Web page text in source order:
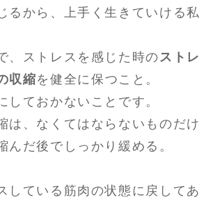
るから、上手く生きていける私
、ストレスを感じた時の ストレ
収縮を健全に保つこと。
しておかないことです。
は、なくてはならないものだけ
んだ後でしっかり緩める。
している筋肉の状態に戻してあ